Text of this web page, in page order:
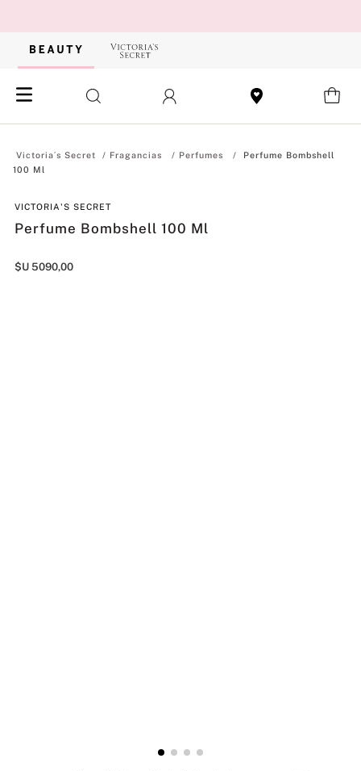
Fragancias Perfumes
Perfume Bombshell
100 Ml
VICTORIA'S SECRET
Perfume Bombshell 100 Ml
$U 5090,00